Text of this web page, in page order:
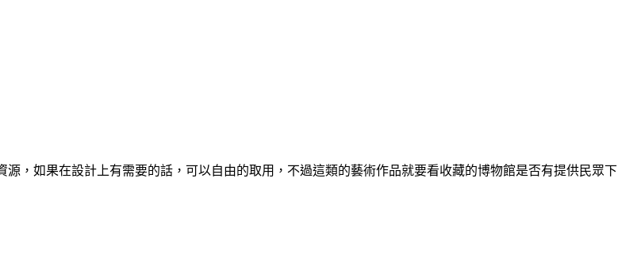
，如果在設計上有需要的話，可以自由的取用，不過這類的藝術作品就要看收藏的博物館是否有提供民眾下